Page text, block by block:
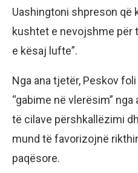
Uashingtoni shpreson që
kushtet e nevojshme për
e kësaj lufte”.
Nga ana tjetër, Peskov
“gabime në vlerësim”
të cilave përshkallëzimi
mund të favorizojnë
paqësore.